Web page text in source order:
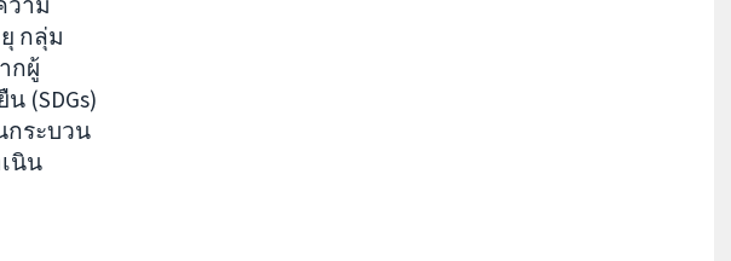
กลุ่ม
กผู้
(SDGs)
กระบวน
นิน